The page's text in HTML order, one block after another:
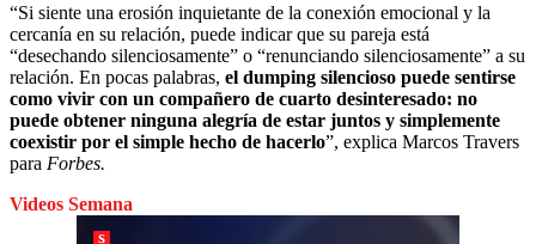
“Si siente una erosión inquietante de la conexión emocional y la
cercanía en su relación, puede indicar que su pareja está
“desechando silenciosamente” o “renunciando silenciosamente” a su
relación. En pocas palabras, el dumping silencioso puede sentirse
como vivir con un compañero de cuarto desinteresado: no
puede obtener ninguna alegría de estar juntos y simplemente
coexistir por el simple hecho de hacerlo”, explica Marcos Travers
para Forbes.
Videos Semana